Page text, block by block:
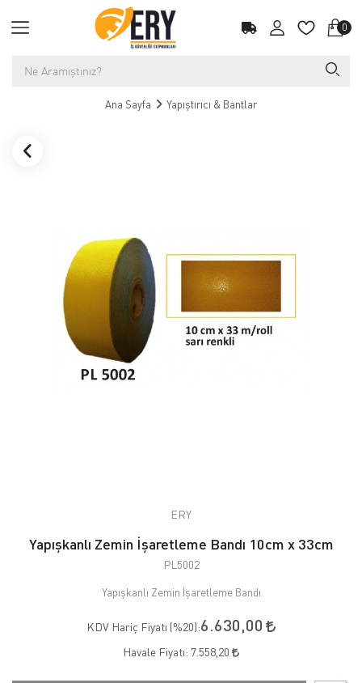
0
Ana Sayfa Yapıştırıcı & Bantlar
ERY
Yapışkanlı Zemin İşaretleme Bandı 10cm x 33cm
PL5002
Yapışkanlı Zemin İşaretleme Bandı
KDV Hariç Fiyatı (%20):6.630,00
Havale Fiyatı: 7.558,20